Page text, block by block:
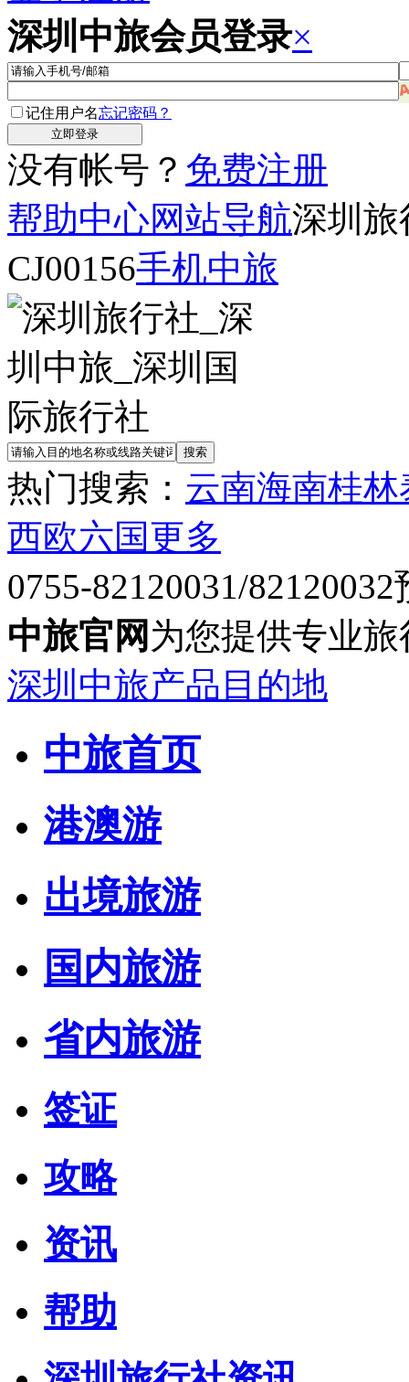
深圳中旅会员登录×
记住用户名忘记密码？
没有帐号？ 免费注册
帮助中心网站导航深圳旅
CJ00156手机中旅
热门搜索： 云南海南桂林
西欧六国更多
0755-82120031/82120032
中旅官网 为您提供专业
深圳中旅产品目的地
中旅首页
港澳游
出境旅游
国内旅游
省内旅游
签证
攻略
资讯
帮助